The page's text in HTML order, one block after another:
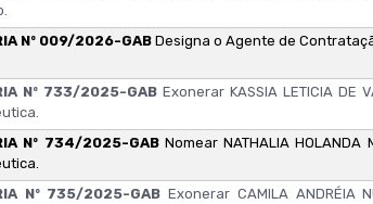
Nº 009/2026-GABDesigna o Agente de
Nº 733/2025-GABExonerar KASSIA LETICIA
Nº 734/2025-GAB Nomear NATHALIA
Nº 735/2025-GABExonerar CAMILA ANDRÉIA